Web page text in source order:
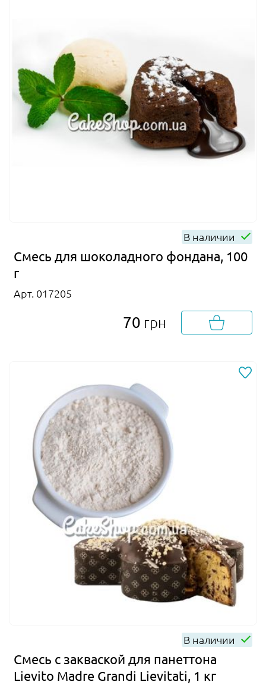
В наличии
Смесь для шоколадного фондана, 100
г
Арт. 017205
70 грн
В наличии
Смесь с закваской для панеттона
Lievito Madre Grandi Lievitati, 1 кг